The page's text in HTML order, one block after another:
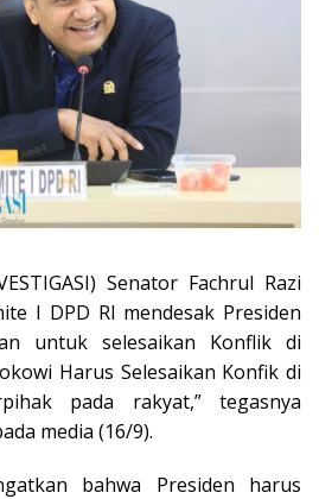
Senator Fachrul Razi
I DPD RI mendesak Presiden
untuk selesaikan Konflik di
Harus Selesaikan Konfik di
pada rakyat,” tegasnya
media (16/9).
bahwa Presiden harus